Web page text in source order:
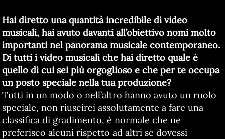
Hai diretto una quantità incredibile di video
musicali, hai avuto davanti all’obiettivo nomi molto
importanti nel panorama musicale contemporaneo.
Di tutti i video musicali che hai diretto quale è
quello di cui sei più orgoglioso e che per te occupa
un posto speciale nella tua produzione?
Tutti in un modo o nell’altro hanno avuto un ruolo
speciale, non riuscirei assolutamente a fare una
classifica di gradimento, è normale che ne
preferisco alcuni rispetto ad altri se dovessi